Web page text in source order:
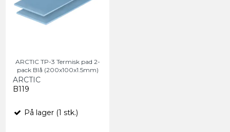
ARCTIC TP-3 Termisk pad 2-
pack Blå (200x100x1.5mm)
ARCTIC
B119
På lager (1 stk.)